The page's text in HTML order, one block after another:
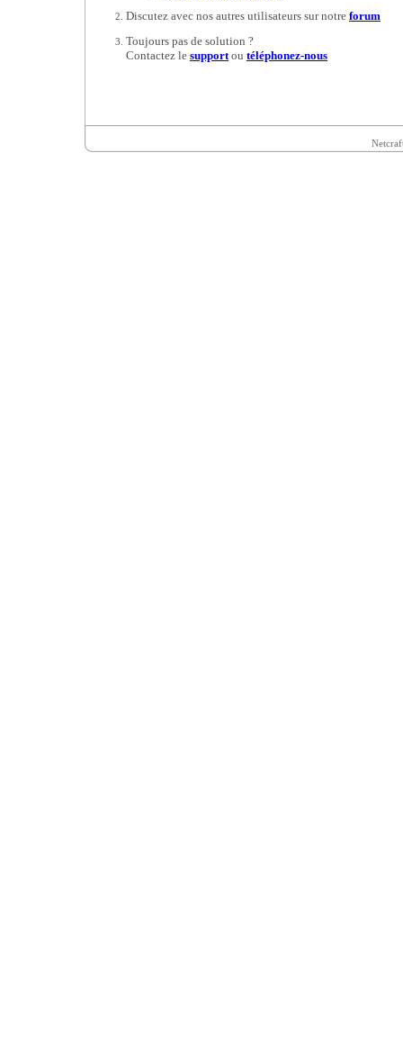
Discutez avec nos autres utilisateurs sur notre forum
Toujours pas de solution ?
Contactez le supportou téléphonez-nous